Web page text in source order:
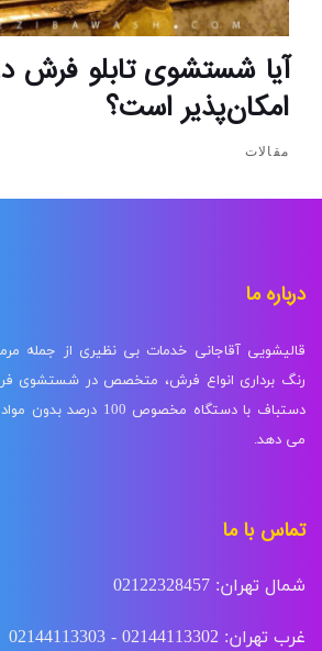
آیا شستشوی تابلو فرش
امکان‌پذیر است؟
مقالات
درباره ما
قالیشویی آقاجانی خدمات بی نظیری از جمله
رنگ برداری انواع فرش، متخصص در شستشوی
دستباف با دستگاه مخصوص
می دهد.
تماس با ما
شمال تهران: 02122328457
غرب تهران: 02144113302 - 02144113303